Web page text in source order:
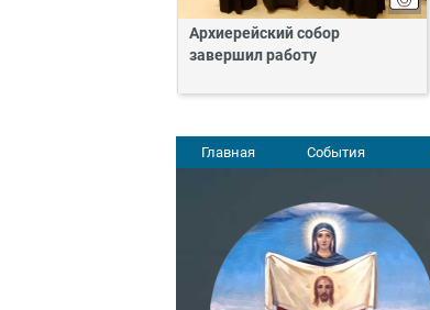
Архиерейский собор
завершил работу
Главная События